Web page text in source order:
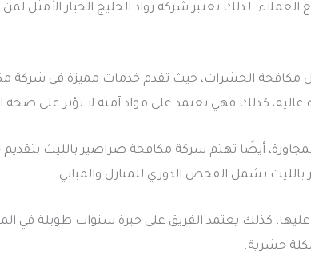
العملاء. لذلك تعتبر شركة رواد الخليج الخيار
الحشرات، حيث تقدم خدمات مميزة في شركة
كذلك فهي تعتمد على مواد آمنة لا تؤثر على صحة
أيضًا تهتم شركة مكافحة صراصير بالليث بتقديم
تشمل الفحص الدوري للمنازل والمباني.
كذلك يعتمد الفريق على خبرة سنوات طويلة في
حشرية.